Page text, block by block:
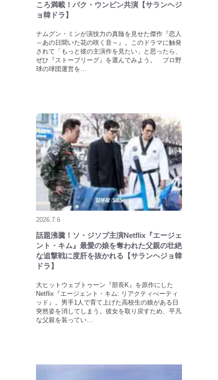
ころ満載！パク・ウンビン共演【サランヘジ
ョ韓ドラ】
ナムグン・ミンが演技力の真髄を見せた傑作『恋人
～あの日聞いた花の咲く音～』。このドラマに触発
されて「もっと彼の主演作を見たい」と思ったら、
ぜひ『ストーブリーグ』を選んでみよう。 プロ野
球の球団運営を…
2026.7.6
話題沸騰！ソ・ジソブ主演Netflix『エージェ
ント・キム』最愛の娘を奪われた父親の壮絶
な追撃戦に度肝を抜かれる【サランヘジョ韓
ドラ】
大ヒットウェブトゥーン『部長K』を原作にした
Netflix『エージェント・キム: リアクティべーティ
ッド』。男手1人で育て上げた高校生の娘がある日
突然姿を消してしまう。彼女を取り戻すため、平凡
な父親を装ってい…